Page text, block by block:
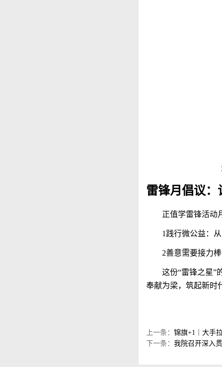
雷锋月倡议：
正值学雷锋活动
1 践行微公益：
2善意需要接力
这份“雷锋之星”
奉献为梁，筑起新时
上一条： 锦旗+1｜大手
下一条： 我院召开深入